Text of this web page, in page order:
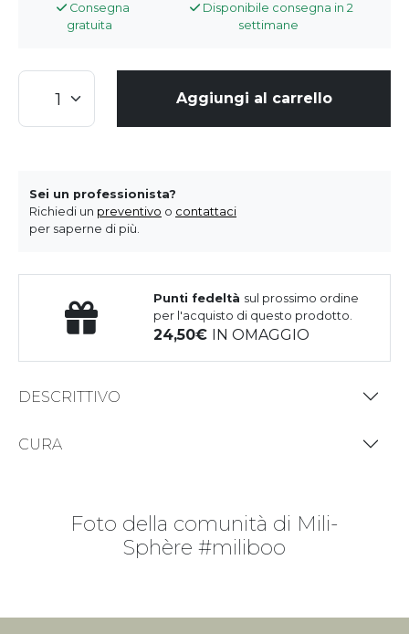
Consegna
gratuita
Disponibile consegna in 2
settimane
Aggiungi al carrello
Sei un professionista?
Richiedi un preventivo o contattaci
per saperne di più.
Punti fedeltà sul prossimo ordine
per l'acquisto di questo prodotto.
24,50 IN OMAGGIO
DESCRITTIVO
CURA
Foto della comunità di Mili-
Sphère #miliboo